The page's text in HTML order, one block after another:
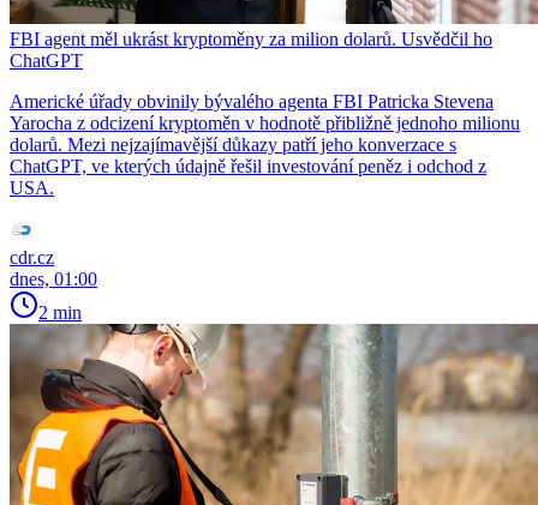
FBI agent měl ukrást kryptoměny za milion dolarů. Usvědčil ho
ChatGPT
Americké úřady obvinily bývalého agenta FBI Patricka Stevena
Yarocha z odcizení kryptoměn v hodnotě přibližně jednoho milionu
dolarů. Mezi nejzajímavější důkazy patří jeho konverzace s
ChatGPT, ve kterých údajně řešil investování peněz i odchod z
USA.
cdr.cz
dnes, 01:00
2 min